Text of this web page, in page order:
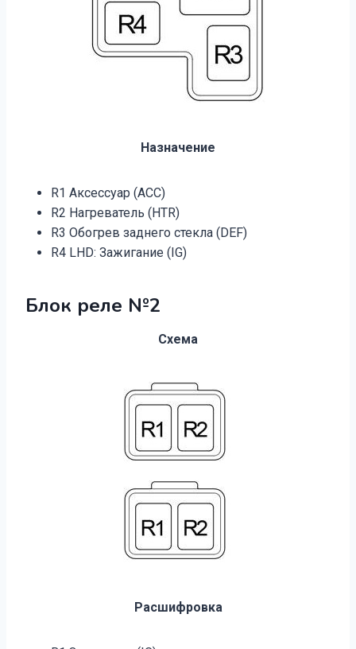
Назначение
R1 Аксессуар (ACC)
R2 Нагреватель (HTR)
R3 Обогрев заднего стекла (DEF)
R4 LHD: Зажигание (IG)
Блок реле №2
Схема
Расшифровка